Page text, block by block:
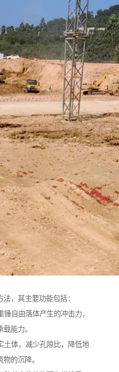
，其主要功能包括：
自由落体产生的冲击力，
能力。
土体，减少孔隙比，降低地
的沉降。